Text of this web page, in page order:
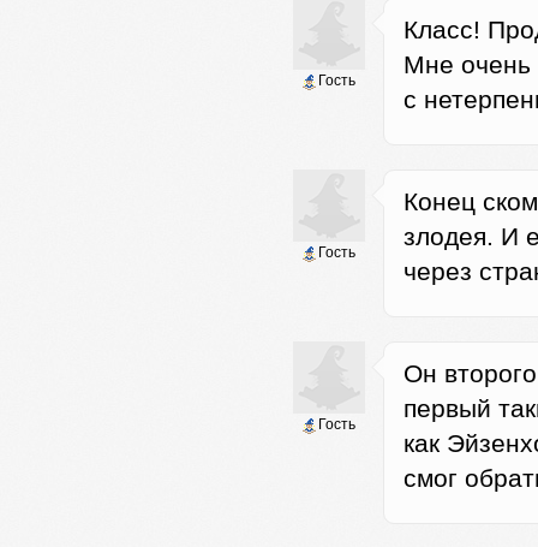
Гость
Класс!
Мне очень
с
Гость
Конец
злодея. И
через
Гость
Он
первый
как
смог